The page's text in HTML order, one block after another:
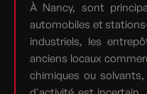
À Nancy, sont
automobiles et
industriels, les
anciens locaux
chimiques ou